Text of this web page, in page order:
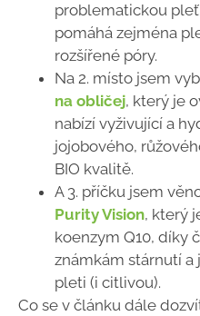
problematickou
pomáhá zejména
rozšířené póry.
Na 2. místo jsem
na obličej, který je
nabízí vyživující a
jojobového,
BIO kvalitě.
A 3. příčku jsem
Purity Vision, který
koenzym Q10, díky
známkám stárnutí
pleti (i citlivou).
Co se v článku dále